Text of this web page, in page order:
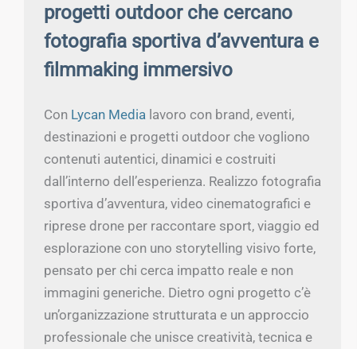
progetti outdoor che cercano
fotografia sportiva d’avventura e
filmmaking immersivo
Con Lycan Media lavoro con brand, eventi,
destinazioni e progetti outdoor che vogliono
contenuti autentici, dinamici e costruiti
dall’interno dell’esperienza. Realizzo fotografia
sportiva d’avventura, video cinematografici e
riprese drone per raccontare sport, viaggio ed
esplorazione con uno storytelling visivo forte,
pensato per chi cerca impatto reale e non
immagini generiche. Dietro ogni progetto c’è
un’organizzazione strutturata e un approccio
professionale che unisce creatività, tecnica e